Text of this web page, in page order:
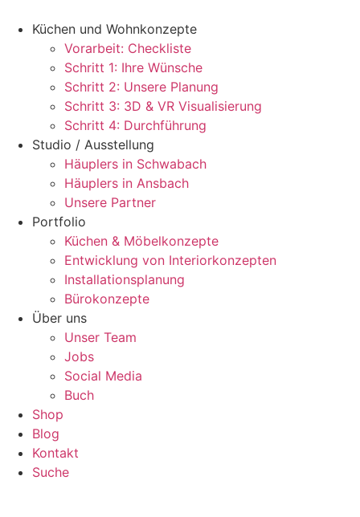
Inhalt
springen
Küchen und Wohnkonzepte
Vorarbeit: Checkliste
Schritt 1: Ihre Wünsche
Schritt 2: Unsere Planung
Schritt 3: 3D & VR Visualisierung
Schritt 4: Durchführung
Studio / Ausstellung
Häuplers in Schwabach
Häuplers in Ansbach
Unsere Partner
Portfolio
Küchen & Möbelkonzepte
Entwicklung von Interiorkonzepten
Installationsplanung
Bürokonzepte
Über uns
Unser Team
Jobs
Social Media
Buch
Shop
Blog
Kontakt
Suche